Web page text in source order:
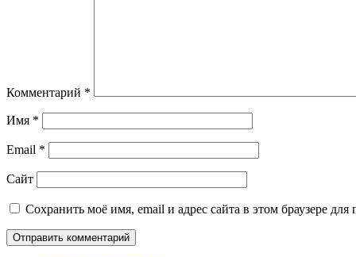
Комментарий *
Имя *
Email *
Сайт
Сохранить моё имя, email и адрес сайта в этом браузере